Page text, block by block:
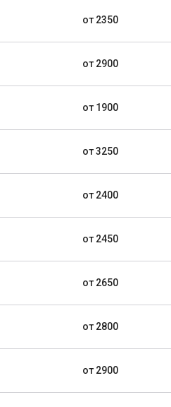
от 2350
от 2900
от 1900
от 3250
от 2400
от 2450
от 2650
от 2800
от 2900